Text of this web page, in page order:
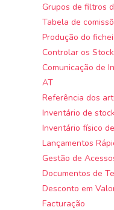
Grupos de filtros
Tabela de
Produção do
Controlar os
Comunicação de
AT
Referência dos
Inventário de
Inventário físico
Lançamentos
Gestão de
Documentos de
Desconto em
Facturação